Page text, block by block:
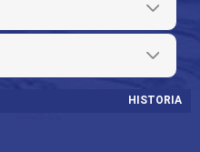
HISTORIA